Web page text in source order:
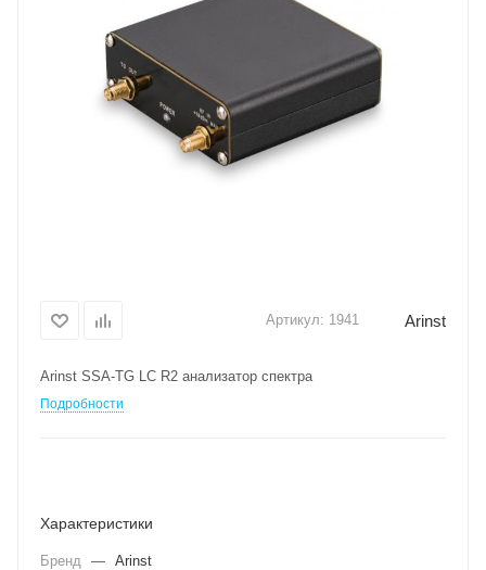
Артикул: 1941 Arinst
Arinst SSA-TG LC R2 анализатор спектра
Подробности
Характеристики
Бренд — Arinst